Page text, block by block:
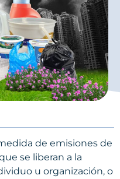
de emisiones de
se liberan a la
u organización, o